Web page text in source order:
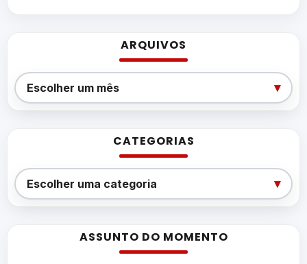
ARQUIVOS
Arquivos
Escolher um mês ▾
CATEGORIAS
Categorias
Escolher uma categoria ▾
ASSUNTO DO MOMENTO